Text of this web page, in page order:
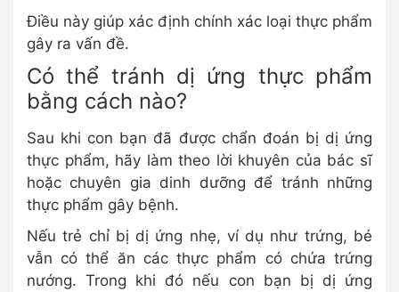
Điều này giúp xác định chính xác loại thực phẩm
gây ra vấn đề.
Có thể tránh dị ứng thực phẩm
bằng cách nào?
Sau khi con bạn đã được chẩn đoán bị dị ứng
thực phẩm, hãy làm theo lời khuyên của bác sĩ
hoặc chuyên gia dinh dưỡng để tránh những
thực phẩm gây bệnh.
Nếu trẻ chỉ bị dị ứng nhẹ, ví dụ như trứng, bé
vẫn có thể ăn các thực phẩm có chứa trứng
nướng. Trong khi đó nếu con bạn bị dị ứng